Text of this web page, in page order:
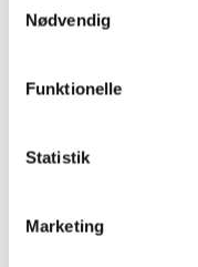
Nødvendig
Funktionelle
Statistik
Marketing